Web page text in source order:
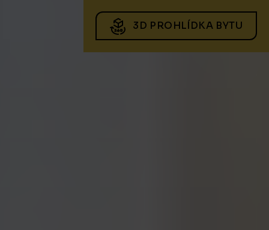
3D PROHLÍDKA BYTU